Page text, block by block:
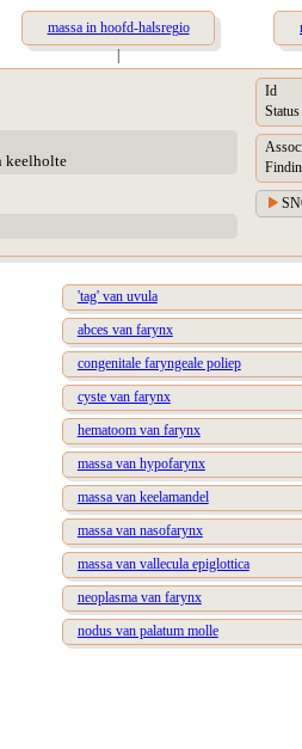
massa in hoofd-halsregio
|
keelholte
Id
Status
'tag' van uvula
abces van farynx
congenitale faryngeale poliep
cyste van farynx
hematoom van farynx
massa van hypofarynx
massa van keelamandel
massa van nasofarynx
massa van vallecula epiglottica
neoplasma van farynx
nodus van palatum molle